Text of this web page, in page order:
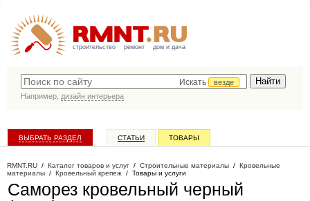
строительство ремонт дом и дача
Искать
везде
Например, дизайн интерьера
ВЫБРАТЬ РАЗДЕЛ СТАТЬИ ТОВАРЫ
RMNT.RU / Каталог товаров и услуг / Строительные материалы / Кровельные
материалы / Кровельный крепеж / Товары и услуги
Саморез кровельный черный